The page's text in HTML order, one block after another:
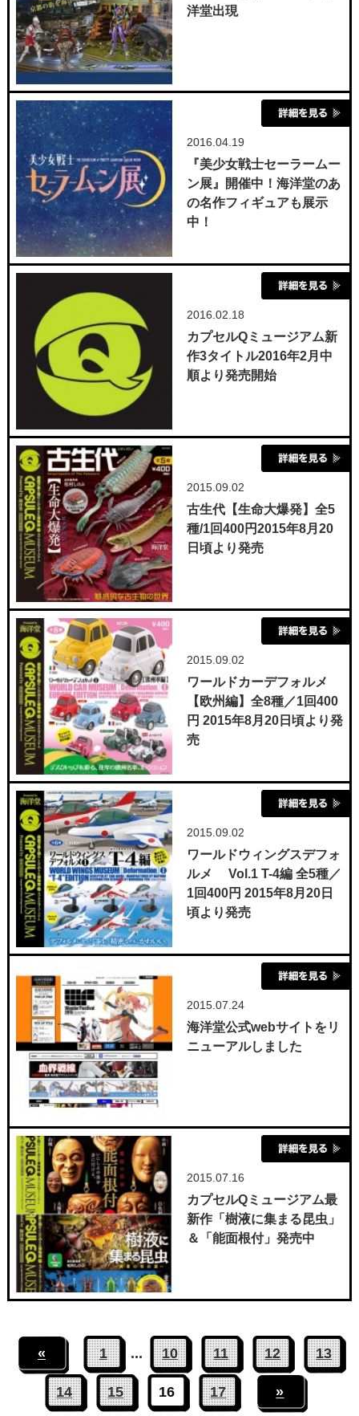
洋堂出現
2016.04.19
『美少女戦士セーラームー
ン展』開催中！海洋堂のあ
の名作フィギュアも展示
中！
2016.02.18
カプセルQミュージアム新
作3タイトル2016年2月中
順より発売開始
2015.09.02
古生代【生命大爆発】全5
種/1回400円2015年8月20
日頃より発売
2015.09.02
ワールドカーデフォルメ
【欧州編】全8種／1回400
円 2015年8月20日頃より発
売
2015.09.02
ワールドウィングスデフォ
ルメ Vol.1 T-4編 全5種／
1回400円 2015年8月20日
頃より発売
2015.07.24
海洋堂公式webサイトをリ
ニューアルしました
2015.07.16
カプセルQミュージアム最
新作「樹液に集まる昆虫」
＆「能面根付」発売中
« 1 ... 10 11 12 13
14 15 16 17 »